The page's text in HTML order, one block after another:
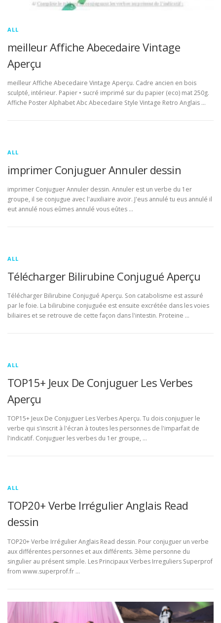
ALL
meilleur Affiche Abecedaire Vintage
Aperçu
meilleur Affiche Abecedaire Vintage Aperçu. Cadre ancien en bois
sculpté, intérieur. Papier • sucré imprimé sur du papier (eco) mat 250g.
Affiche Poster Alphabet Abc Abecedaire Style Vintage Retro Anglais …
ALL
imprimer Conjuguer Annuler dessin
imprimer Conjuguer Annuler dessin. Annuler est un verbe du 1er
groupe, il se conjugue avec l'auxiliaire avoir. J'eus annulé tu eus annulé il
eut annulé nous eûmes annulé vous eûtes …
ALL
Télécharger Bilirubine Conjugué Aperçu
Télécharger Bilirubine Conjugué Aperçu. Son catabolisme est assuré
par le foie. La bilirubine conjuguée est ensuite excrétée dans les voies
biliaires et se retrouve de cette façon dans l'intestin. Proteine …
ALL
TOP15+ Jeux De Conjuguer Les Verbes
Aperçu
TOP15+ Jeux De Conjuguer Les Verbes Aperçu. Tu dois conjuguer le
verbe qui s'inscrit à l'écran à toutes les personnes de l'imparfait de
l'indicatif. Conjuguer les verbes du 1er groupe, …
ALL
TOP20+ Verbe Irrégulier Anglais Read
dessin
TOP20+ Verbe Irrégulier Anglais Read dessin. Pour conjuguer un verbe
aux différentes personnes et aux différents. 3ème personne du
singulier au présent simple. Les Principaux Verbes Irreguliers Superprof
from www.superprof.fr …